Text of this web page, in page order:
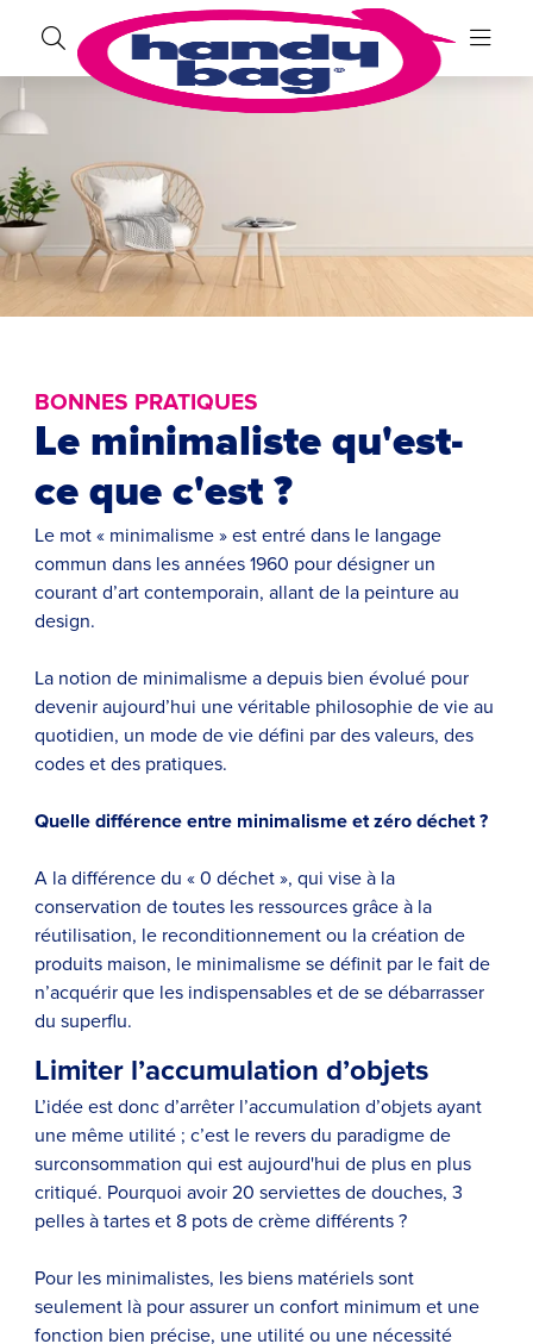
BONNES PRATIQUES
Le minimaliste qu'est-
ce que c'est ?
Le mot « minimalisme » est entré dans le langage
commun dans les années 1960 pour désigner un
courant d’art contemporain, allant de la peinture au
design.
La notion de minimalisme a depuis bien évolué pour
devenir aujourd’hui une véritable philosophie de vie au
quotidien, un mode de vie défini par des valeurs, des
codes et des pratiques.
Quelle différence entre minimalisme et zéro déchet ?
A la différence du « 0 déchet », qui vise à la
conservation de toutes les ressources grâce à la
réutilisation, le reconditionnement ou la création de
produits maison, le minimalisme se définit par le fait de
n’acquérir que les indispensables et de se débarrasser
du superflu.
Limiter l’accumulation d’objets
L’idée est donc d’arrêter l’accumulation d’objets ayant
une même utilité ; c’est le revers du paradigme de
surconsommation qui est aujourd'hui de plus en plus
critiqué. Pourquoi avoir 20 serviettes de douches, 3
pelles à tartes et 8 pots de crème différents ?
Pour les minimalistes, les biens matériels sont
seulement là pour assurer un confort minimum et une
fonction bien précise, une utilité ou une nécessité